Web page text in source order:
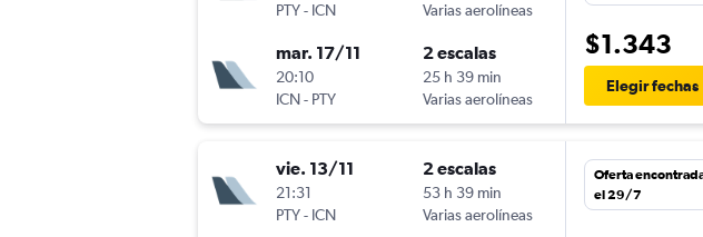
PTY- ICN
Varias aerolíneas
mar. 17/11
20:10
ICN- PTY
2 escalas
25 h 39 min
Varias aerolíneas
$1.343
Elegir fechas
vie. 13/11
21:31
PTY- ICN
2 escalas
53 h 39 min
Varias aerolíneas
Oferta
el 29/7